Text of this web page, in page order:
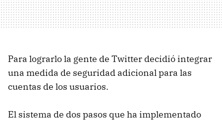
Para lograrlo la gente de Twitter decidió integrar
una medida de seguridad adicional para las
cuentas de los usuarios.
El sistema de dos pasos que ha implementado